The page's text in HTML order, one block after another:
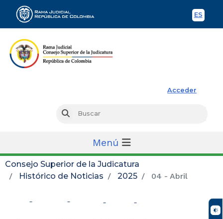
ES
Acceder
Buscar
Menú
Consejo Superior de la Judicatura
Histórico de Noticias
2025 04 - Abril